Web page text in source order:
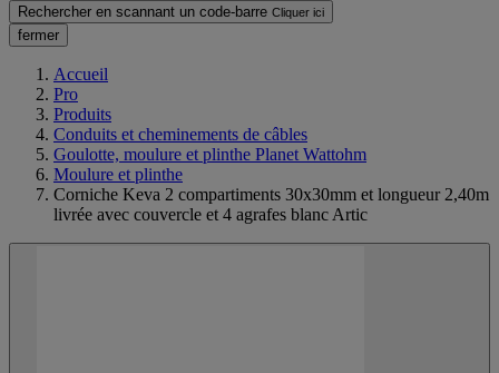
Rechercher en scannant un code-barre Cliquer ici
fermer
Accueil
Pro
Produits
Conduits et cheminements de câbles
Goulotte, moulure et plinthe Planet Wattohm
Moulure et plinthe
Corniche Keva 2 compartiments 30x30mm et longueur 2,40m
livrée avec couvercle et 4 agrafes blanc Artic